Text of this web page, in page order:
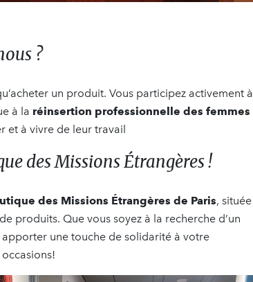
?
un produit. Vous participez activement à
à la réinsertion professionnelle des femmes
et à vivre de leur travail
des Missions Étrangères !
des Missions Étrangères de Paris, située
produits. Que vous soyez à la recherche d’un
une touche de solidarité à votre